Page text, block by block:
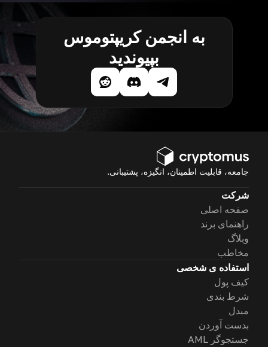
به انجمن کریپتوموس
بپیوندید
جامعه، قابلیت اطمینان، انگیزه، پشتیبانی.
شرکت
صفحه اصلی
راهنمای برند
وبلاگ
مخاطب
استفاده ی شخصی
کیف پول
شرط بندی
مبدل
بدست آوردن
جستجوگر AML